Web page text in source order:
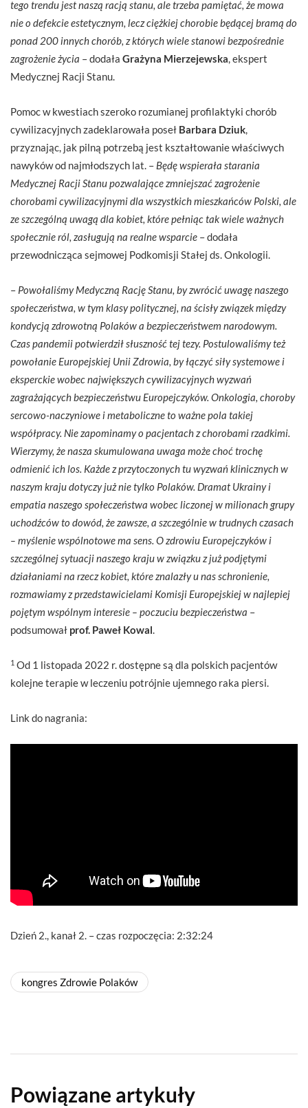
tego trendu jest naszą racją stanu, ale trzeba pamiętać, że mowa
nie o defekcie estetycznym, lecz ciężkiej chorobie będącej bramą do
ponad 200 innych chorób, z których wiele stanowi bezpośrednie
zagrożenie życia – dodała Grażyna Mierzejewska, ekspert
Medycznej Racji Stanu.
Pomoc w kwestiach szeroko rozumianej profilaktyki chorób
cywilizacyjnych zadeklarowała poseł Barbara Dziuk,
przyznając, jak pilną potrzebą jest kształtowanie właściwych
nawyków od najmłodszych lat. – Będę wspierała starania
Medycznej Racji Stanu pozwalające zmniejszać zagrożenie
chorobami cywilizacyjnymi dla wszystkich mieszkańców Polski, ale
ze szczególną uwagą dla kobiet, które pełniąc tak wiele ważnych
społecznie ról, zasługują na realne wsparcie – dodała
przewodnicząca sejmowej Podkomisji Stałej ds. Onkologii.
– Powołaliśmy Medyczną Rację Stanu, by zwrócić uwagę naszego
społeczeństwa, w tym klasy politycznej, na ścisły związek między
kondycją zdrowotną Polaków a bezpieczeństwem narodowym.
Czas pandemii potwierdził słuszność tej tezy. Postulowaliśmy też
powołanie Europejskiej Unii Zdrowia, by łączyć siły systemowe i
eksperckie wobec największych cywilizacyjnych wyzwań
zagrażających bezpieczeństwu Europejczyków. Onkologia, choroby
sercowo-naczyniowe i metaboliczne to ważne pola takiej
współpracy. Nie zapominamy o pacjentach z chorobami rzadkimi.
Wierzymy, że nasza skumulowana uwaga może choć trochę
odmienić ich los. Każde z przytoczonych tu wyzwań klinicznych w
naszym kraju dotyczy już nie tylko Polaków. Dramat Ukrainy i
empatia naszego społeczeństwa wobec liczonej w milionach grupy
uchodźców to dowód, że zawsze, a szczególnie w trudnych czasach
– myślenie wspólnotowe ma sens. O zdrowiu Europejczyków i
szczególnej sytuacji naszego kraju w związku z już podjętymi
działaniami na rzecz kobiet, które znalazły u nas schronienie,
rozmawiamy z przedstawicielami Komisji Europejskiej w najlepiej
pojętym wspólnym interesie – poczuciu bezpieczeństwa –
podsumował prof. Paweł Kowal.
1 Od 1 listopada 2022 r. dostępne są dla polskich pacjentów
kolejne terapie w leczeniu potrójnie ujemnego raka piersi.
Link do nagrania:
Dzień 2., kanał 2. – czas rozpoczęcia: 2:32:24
kongres Zdrowie Polaków
Powiązane artykuły